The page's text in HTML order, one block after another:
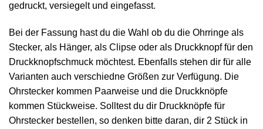
gedruckt, versiegelt und eingefasst.
Bei der Fassung hast du die Wahl ob du die Ohrringe als
Stecker, als Hänger, als Clipse oder als Druckknopf für den
Druckknopfschmuck möchtest. Ebenfalls stehen dir für alle
Varianten auch verschiedne Größen zur Verfügung. Die
Ohrstecker kommen Paarweise und die Druckknöpfe
kommen Stückweise. Solltest du dir Druckknöpfe für
Ohrstecker bestellen, so denken bitte daran, dir 2 Stück in